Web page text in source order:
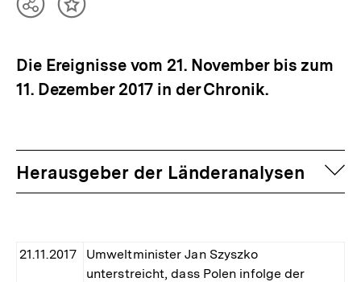
TeilenInhalt
Die Ereignisse vom 21. November bis zum
11. Dezember 2017 in der Chronik.
Herausgeber der Länderanalysen
21.11.2017
Umweltminister Jan Szyszko
unterstreicht, dass Polen infolge der